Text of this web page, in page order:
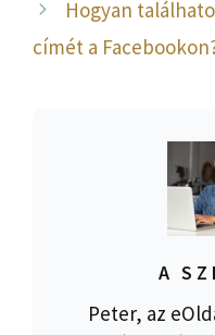
Hogyan
címét a
A
Peter, az